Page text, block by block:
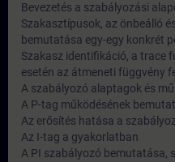
Bevezetés a szabályozási
Szakasztípusok, az önbeálló
bemutatása egy-egy konkrét
Szakasz identifikáció, a trace
esetén az átmeneti függvény
A szabályozó alaptagok és
A P-tag működésének
Az erősítés hatása a
Az I-tag a gyakorlatban
A PI szabályozó bemutatása,